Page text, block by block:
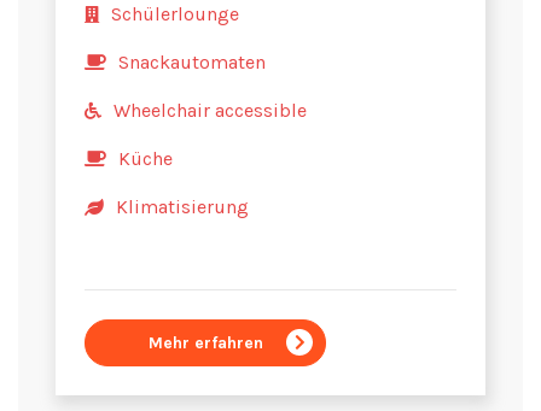
Schülerlounge
Snackautomaten
Wheelchair accessible
Küche
Klimatisierung
Mehr erfahren